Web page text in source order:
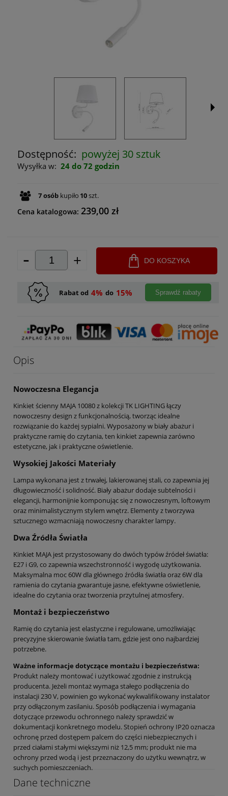
Dostępność: powyżej 30 sztuk
Wysyłka w: 24 do 72 godzin
7osób kupiło 10szt.
Cena katalogowa:239,00 zł
- + DO KOSZYKA
Rabat od 4% do 15% Sprawdź rabaty
Opis
Nowoczesna Elegancja
Kinkiet ścienny MAJA 10080 z kolekcji TK LIGHTING łączy
nowoczesny design z funkcjonalnością, tworząc idealne
rozwiązanie do każdej sypialni. Wyposażony w biały abażur i
praktyczne ramię do czytania, ten kinkiet zapewnia zarówno
estetyczne, jak i praktyczne oświetlenie.
Wysokiej Jakości Materiały
Lampa wykonana jest z trwałej, lakierowanej stali, co zapewnia jej
długowieczność i solidność. Biały abażur dodaje subtelności i
elegancji, harmonijnie komponując się z nowoczesnym, loftowym
oraz minimalistycznym stylem wnętrz. Elementy z tworzywa
sztucznego wzmacniają nowoczesny charakter lampy.
Dwa Źródła Światła
Kinkiet MAJA jest przystosowany do dwóch typów źródeł światła:
E27 i G9, co zapewnia wszechstronność i wygodę użytkowania.
Maksymalna moc 60W dla głównego źródła światła oraz 6W dla
ramienia do czytania gwarantuje jasne, efektywne oświetlenie,
idealne do czytania oraz tworzenia przytulnej atmosfery.
Montaż i bezpieczeństwo
Ramię do czytania jest elastyczne i regulowane, umożliwiając
precyzyjne skierowanie światła tam, gdzie jest ono najbardziej
potrzebne.
Ważne informacje dotyczące montażu i bezpieczeństwa:
Produkt należy montować i użytkować zgodnie z instrukcją
producenta. Jeżeli montaż wymaga stałego podłączenia do
instalacji 230 V, powinien go wykonać wykwalifikowany instalator
przy odłączonym zasilaniu. Sposób podłączenia i wymagania
dotyczące przewodu ochronnego należy sprawdzić w
dokumentacji konkretnego modelu. Stopień ochrony IP20 oznacza
ochronę przed dostępem palcem do części niebezpiecznych i
przed ciałami stałymi większymi niż 12,5 mm; produkt nie ma
ochrony przed wodą i jest przeznaczony do użytku wewnątrz, w
suchych pomieszczeniach.
Dane techniczne